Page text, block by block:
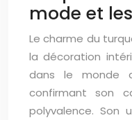
mode et
Le charme du
la décoration
dans le monde
confirmant son
polyvalence. Son